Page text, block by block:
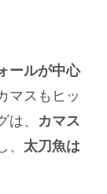
ールが中心
マスもヒッ
、
カマス
、 太刀魚は